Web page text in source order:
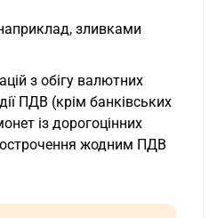
зливками
з обігу валютних
ПДВ (крім банківських
із дорогоцінних
жодним ПДВ